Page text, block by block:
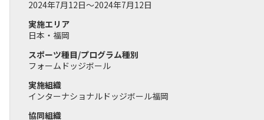
2024年7月12日～2024年7月12日
実施エリア
日本・福岡
スポーツ種目/プログラム種別
フォームドッジボール
実施組織
インターナショナルドッジボール福岡
協同組織